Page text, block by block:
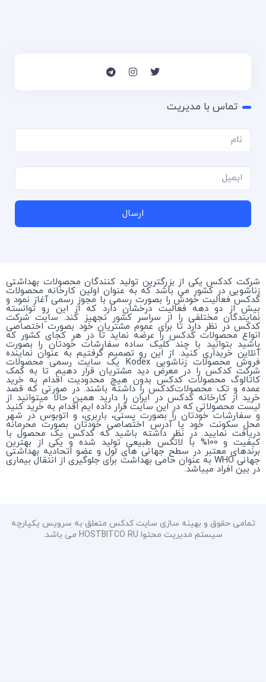
تماس با مدیریت
ارسال
شرکت کدکس یکی از بزرگترین تولید کنندگان محصولات بهداشتی
زناشویی در کشور می باشد که به عنوان اولین کارخانه محصولات
کدکس فعالیت خودش را بصورت رسمی با مجوز رسمی آغاز نمود و
بیش از دو دهه فعالیت درخشان دارد که از این رو توانسته
نمایندگان مختلفی را از سراسر کشور تجهیز کند. سایت شرکت
کدکس در نظر دارد تا برای عموم مشتریان خود بصورت اختصاصی
انواع محصولات کدکس را عرضه نماید تا در هر کجای کشور که
باشید بتوانید با چند کلیک ساده سفارشات خودتان را بصورت
آنلاین خریداری کنید. از این رو تصمیم گرفتیم به عنوان نماینده
فروش محصولات زناشویی Kodex یک سایت رسمی محصولات
شرکت کدکس را در معرض دید مشتریان قرار دهیم. تا به کمک
کاتالوگ محصولات کدکس بدون هیچ محدودیت اقدام به خرید
عمده و تک محصولات‌کدکس را داشته باشند. در صورتی که قصد
خرید از کارخانه کدکس در ایران را دارید همین حالا میتوانید از
لیست محصولاتی که در این سایت قرار داده ایم اقدام به خرید کنید
و سفارشات خودتان را بصورت پستی، باربری، و اتوبوس در شهر
محل سکونت خود یا آدرس اختصاصی خودتان بصورت محرمانه
دریافت نمایید. در نظر داشته باشید که کدکس یک محصول با
کیفیت و 100% با لاتکس طبیعی تولید شده و یکی از بهترین
برندهای معتبر در سطح جهانی های لول و عضو اتحادیه بهداشتی
جهانی WHO به عنوان حامی بهداشت برای جلوگیری از انتقال بیماری
در بین افراد میباشد.
تمامی حقوق و بهینه سازی سایت کدکس متعلق به سرویس یکپارچه
سیستم مدیریت محتوا HOSTBITCO RU می باشد.